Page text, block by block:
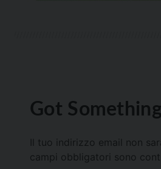
Got
Il tuo indirizzo email non
campi obbligatori sono